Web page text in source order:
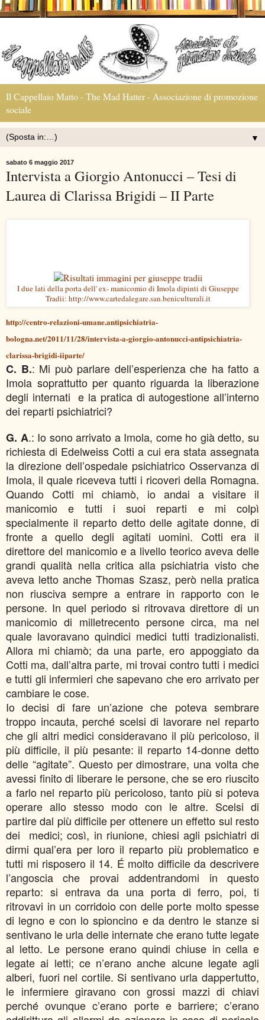
Il Cappellaio Matto - The Mad Hatter - Associazione di promozione
sociale
▼
sabato 6 maggio 2017
Intervista a Giorgio Antonucci – Tesi di
Laurea di Clarissa Brigidi – II Parte
I due lati della porta dell' ex- manicomio di Imola dipinti di Giuseppe
Tradii: http://www.cartedalegare.san.beniculturali.it
http://centro-relazioni-umane.antipsichiatria-
bologna.net/2011/11/28/intervista-a-giorgio-antonucci-antipsichiatria-
clarissa-brigidi-iiparte/
C. B.: Mi può parlare dell’esperienza che ha fatto a
Imola soprattutto per quanto riguarda la liberazione
degli internati e la pratica di autogestione all’interno
dei reparti psichiatrici?
G. A.: Io sono arrivato a Imola, come ho già detto, su
richiesta di Edelweiss Cotti a cui era stata assegnata
la direzione dell’ospedale psichiatrico Osservanza di
Imola, il quale riceveva tutti i ricoveri della Romagna.
Quando Cotti mi chiamò, io andai a visitare il
manicomio e tutti i suoi reparti e mi colpì
specialmente il reparto detto delle agitate donne, di
fronte a quello degli agitati uomini. Cotti era il
direttore del manicomio e a livello teorico aveva delle
grandi qualità nella critica alla psichiatria visto che
aveva letto anche Thomas Szasz, però nella pratica
non riusciva sempre a entrare in rapporto con le
persone. In quel periodo si ritrovava direttore di un
manicomio di milletrecento persone circa, ma nel
quale lavoravano quindici medici tutti tradizionalisti.
Allora mi chiamò; da una parte, ero appoggiato da
Cotti ma, dall’altra parte, mi trovai contro tutti i medici
e tutti gli infermieri che sapevano che ero arrivato per
cambiare le cose.
Io decisi di fare un’azione che poteva sembrare
troppo incauta, perché scelsi di lavorare nel reparto
che gli altri medici consideravano il più pericoloso, il
più difficile, il più pesante: il reparto 14-donne detto
delle “agitate”. Questo per dimostrare, una volta che
avessi finito di liberare le persone, che se ero riuscito
a farlo nel reparto più pericoloso, tanto più si poteva
operare allo stesso modo con le altre. Scelsi di
partire dal più difficile per ottenere un effetto sul resto
dei medici; così, in riunione, chiesi agli psichiatri di
dirmi qual’era per loro il reparto più problematico e
tutti mi risposero il 14. É molto difficile da descrivere
l’angoscia che provai addentrandomi in questo
reparto: si entrava da una porta di ferro, poi, ti
ritrovavi in un corridoio con delle porte molto spesse
di legno e con lo spioncino e da dentro le stanze si
sentivano le urla delle internate che erano tutte legate
al letto. Le persone erano quindi chiuse in cella e
legate ai letti; ce n’erano anche alcune legate agli
alberi, fuori nel cortile. Si sentivano urla dappertutto,
le infermiere giravano con grossi mazzi di chiavi
perché ovunque c’erano porte e barriere; c’erano